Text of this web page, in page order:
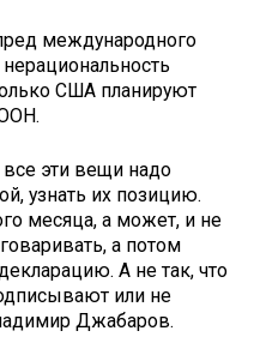
международного
США планируют
все эти вещи надо
узнать их позицию.
месяца, а может, и не
а потом
А не так, что
или не
Джабаров.